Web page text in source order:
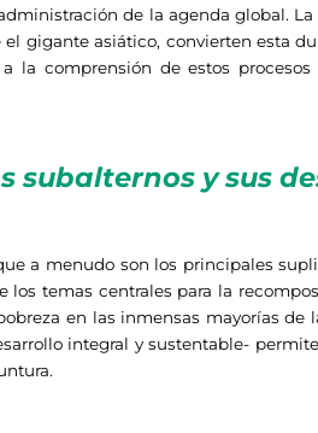
de la agenda global.
gigante asiático, convierten esta
la comprensión de estos
subalternos y sus
a menudo son los principales
los temas centrales para la
en las inmensas mayorías
integral y sustentable-